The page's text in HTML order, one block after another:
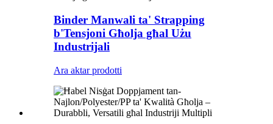
Binder Manwali ta' Strapping
b'Tensjoni Għolja għal Użu
Industrijali
Ara aktar prodotti